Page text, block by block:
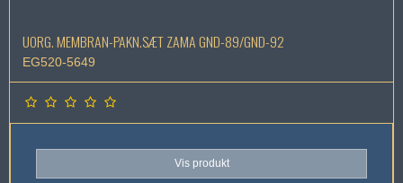
UORG. MEMBRAN-PAKN.SÆT ZAMA GND-89/GND-92
EG520-5649
Vis produkt